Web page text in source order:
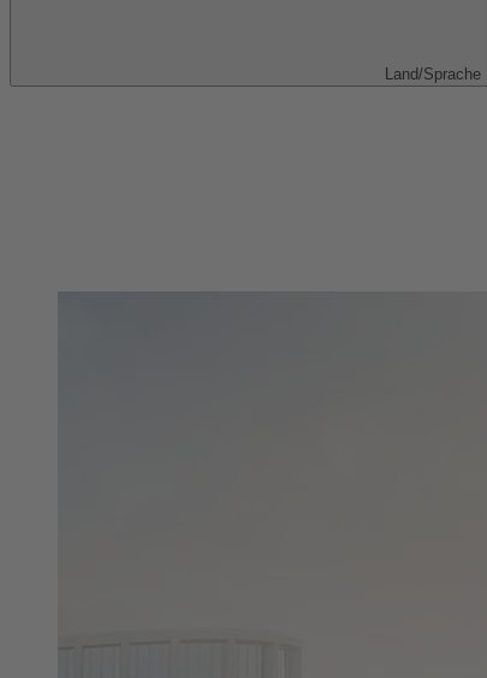
Land/Sprache